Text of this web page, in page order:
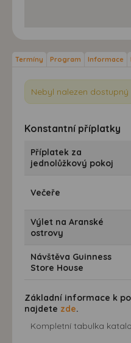
Termíny Program Informace
Nebyl nalezen dostupný
Konstantní příplatky
Příplatek za
jednolůžkový pokoj
Večeře
Výlet na Aranské
ostrovy
Návštěva Guinness
Store House
Základní informace k
najdete zde.
Kompletní tabulka